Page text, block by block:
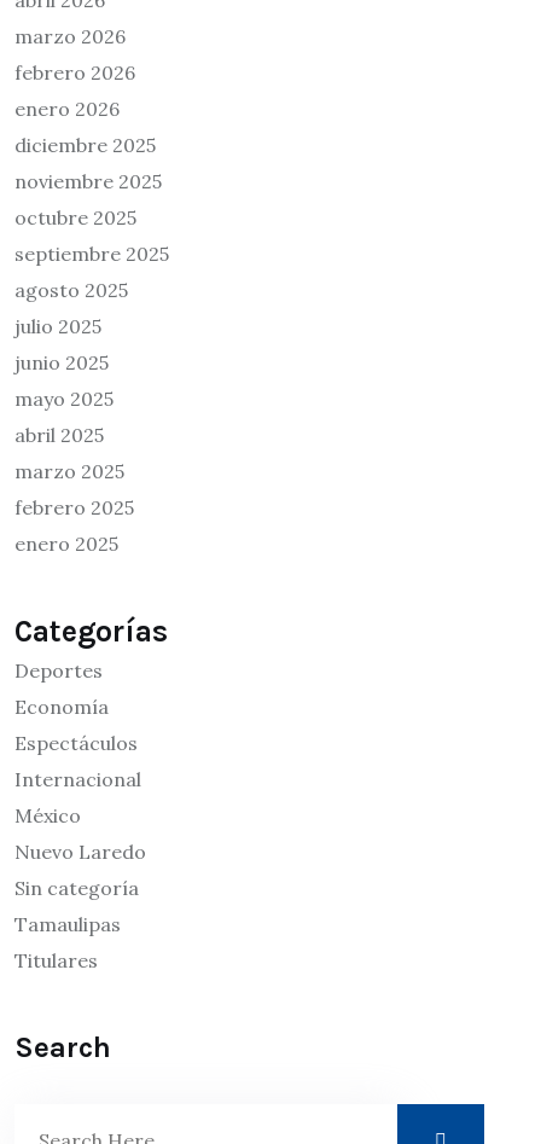
marzo 2026
febrero 2026
enero 2026
diciembre 2025
noviembre 2025
octubre 2025
septiembre 2025
agosto 2025
julio 2025
junio 2025
mayo 2025
abril 2025
marzo 2025
febrero 2025
enero 2025
Categorías
Deportes
Economía
Espectáculos
Internacional
México
Nuevo Laredo
Sin categoría
Tamaulipas
Titulares
Search